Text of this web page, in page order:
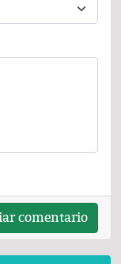
comentario